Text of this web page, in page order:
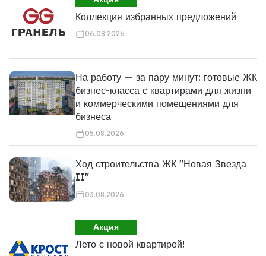
Коллекция избранных предложений
06.08.2026
На работу — за пару минут: готовые ЖК
бизнес-класса с квартирами для жизни
и коммерческими помещениями для
бизнеса
05.08.2026
Ход строительства ЖК "Новая Звезда
II"
03.08.2026
Акция
Лето с новой квартирой!